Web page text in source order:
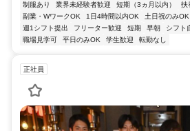
制服あり 業界未経験者歓迎 短期（3ヵ月以内） 扶
副業・WワークOK
1日4時間以内OK 土日祝のみOK
週1シフト提出
フリーター歓迎 短期 早朝 シフト
職場見学可
平日のみOK 学生歓迎 転勤なし
正社員